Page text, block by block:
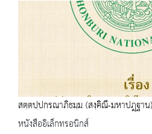
สตฺตปฺปกรณาภิธมฺม (สงฺคิณี-มหาปฎฺฐา
หนังสืออิเล็กทรอนิกส์